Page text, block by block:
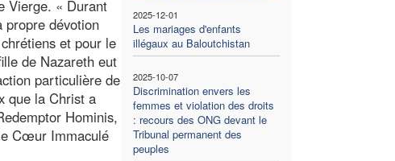
2025-12-01
Les mariages d'enfants
illégaux au Baloutchistan
2025-10-07
Discrimination envers les
femmes et violation des droits
: recours des ONG devant le
Tribunal permanent des
peuples
Vierge. « Durant
propre dévotion
et pour le
de Nazareth eut
particulière de
que la Christ a
Hominis,
Cœur Immaculé